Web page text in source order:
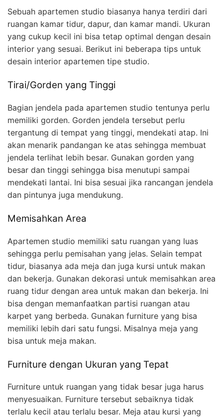
Sebuah apartemen studio biasanya hanya terdiri dari
ruangan kamar tidur, dapur, dan kamar mandi. Ukuran
yang cukup kecil ini bisa tetap optimal dengan desain
interior yang sesuai. Berikut ini beberapa tips untuk
desain interior apartemen tipe studio.
Tirai/Gorden yang Tinggi
Bagian jendela pada apartemen studio tentunya perlu
memiliki gorden. Gorden jendela tersebut perlu
tergantung di tempat yang tinggi, mendekati atap. Ini
akan menarik pandangan ke atas sehingga membuat
jendela terlihat lebih besar. Gunakan gorden yang
besar dan tinggi sehingga bisa menutupi sampai
mendekati lantai. Ini bisa sesuai jika rancangan jendela
dan pintunya juga mendukung.
Memisahkan Area
Apartemen studio memiliki satu ruangan yang luas
sehingga perlu pemisahan yang jelas. Selain tempat
tidur, biasanya ada meja dan juga kursi untuk makan
dan bekerja. Gunakan dekorasi untuk memisahkan area
ruang tidur dengan area untuk makan dan bekerja. Ini
bisa dengan memanfaatkan partisi ruangan atau
karpet yang berbeda. Gunakan furniture yang bisa
memiliki lebih dari satu fungsi. Misalnya meja yang
bisa untuk meja makan.
Furniture dengan Ukuran yang Tepat
Furniture untuk ruangan yang tidak besar juga harus
menyesuaikan. Furniture tersebut sebaiknya tidak
terlalu kecil atau terlalu besar. Meja atau kursi yang